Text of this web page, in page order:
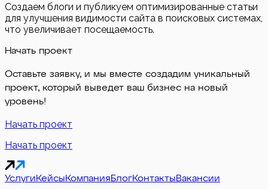
Создаем блоги и публикуем оптимизированные статьи
для улучшения видимости сайта в поисковых системах,
что увеличивает посещаемость.
Начать проект
Оставьте заявку, и мы вместе создадим уникальный
проект, который выведет ваш бизнес на новый
уровень!
Начать проект
Начать проект
УслугиКейсыКомпанияБлогКонтактыВакансии